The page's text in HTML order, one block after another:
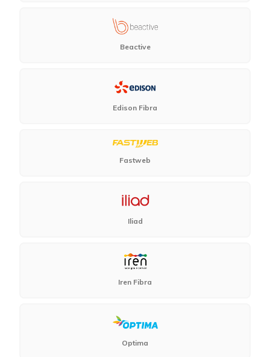
Beactive
Edison Fibra
Fastweb
Iliad
Iren Fibra
Optima